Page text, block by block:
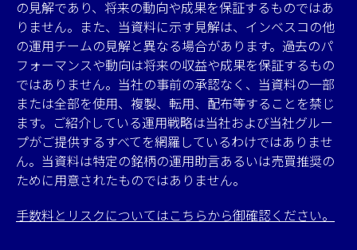
の見解であり、将来の動向や成果を保証するものではあ
りません。また、当資料に示す見解は、インベスコの他
の運用チームの見解と異なる場合があります。過去のパ
フォーマンスや動向は将来の収益や成果を保証するもの
ではありません。当社の事前の承認なく、当資料の一部
または全部を使用、複製、転用、配布等することを禁じ
ます。ご紹介している運用戦略は当社および当社グルー
プがご提供するすべてを網羅しているわけではありませ
ん。当資料は特定の銘柄の運用助言あるいは売買推奨の
ために用意されたものではありません。
手数料とリスクについてはこちらから御確認ください。